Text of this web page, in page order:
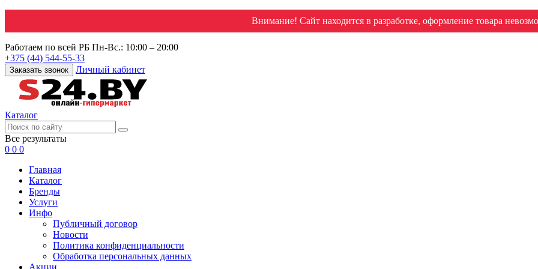
Внимание! Сайт находится в разработке, оформление товара
Работаем по всей РБ Пн-Вс.: 10:00 – 20:00
+375 (44) 544-55-33
Заказать звонок Личный кабинет
Каталог
Все результаты
0 0 0
Главная
Каталог
Бренды
Услуги
Инфо
Публичный договор
Новости
Политика конфиденциальности
Обработка персональных данных
Акции